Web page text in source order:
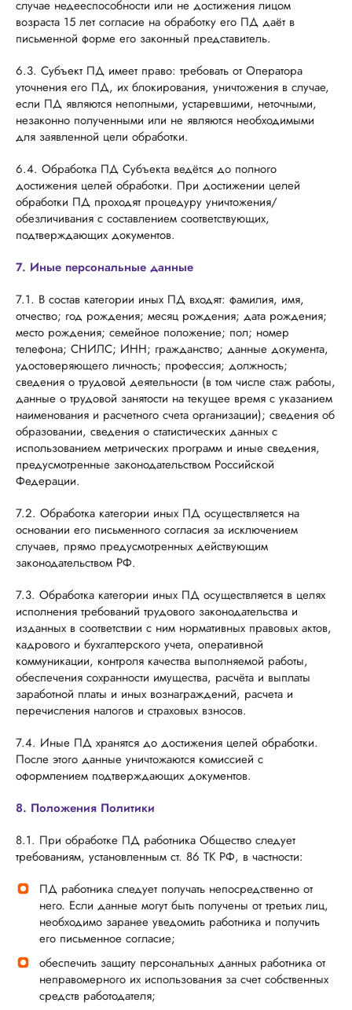
случае недееспособности или не достижения лицом
возраста 15 лет согласие на обработку его ПД даёт в
письменной форме его законный представитель.
6.3. Субъект ПД имеет право: требовать от Оператора
уточнения его ПД, их блокирования, уничтожения в случае,
если ПД являются неполными, устаревшими, неточными,
незаконно полученными или не являются необходимыми
для заявленной цели обработки.
6.4. Обработка ПД Субъекта ведётся до полного
достижения целей обработки. При достижении целей
обработки ПД проходят процедуру уничтожения/
обезличивания с составлением соответствующих,
подтверждающих документов.
7. Иные персональные данные
7.1. В состав категории иных ПД входят: фамилия, имя,
отчество; год рождения; месяц рождения; дата рождения;
место рождения; семейное положение; пол; номер
телефона; СНИЛС; ИНН; гражданство; данные документа,
удостоверяющего личность; профессия; должность;
сведения о трудовой деятельности (в том числе стаж работы,
данные о трудовой занятости на текущее время с указанием
наименования и расчетного счета организации); сведения об
образовании, сведения о статистических данных с
использованием метрических программ и иные сведения,
предусмотренные законодательством Российской
Федерации.
7.2. Обработка категории иных ПД осуществляется на
основании его письменного согласия за исключением
случаев, прямо предусмотренных действующим
законодательством РФ.
7.3. Обработка категории иных ПД осуществляется в целях
исполнения требований трудового законодательства и
изданных в соответствии с ним нормативных правовых актов,
кадрового и бухгалтерского учета, оперативной
коммуникации, контроля качества выполняемой работы,
обеспечения сохранности имущества, расчёта и выплаты
заработной платы и иных вознаграждений, расчета и
перечисления налогов и страховых взносов.
7.4. Иные ПД хранятся до достижения целей обработки.
После этого данные уничтожаются комиссией с
оформлением подтверждающих документов.
8. Положения Политики
8.1. При обработке ПД работника Общество следует
требованиям, установленным ст. 86 ТК РФ, в частности:
ПД работника следует получать непосредственно от
него. Если данные могут быть получены от третьих лиц,
необходимо заранее уведомить работника и получить
его письменное согласие;
обеспечить защиту персональных данных работника от
неправомерного их использования за счет собственных
средств работодателя;